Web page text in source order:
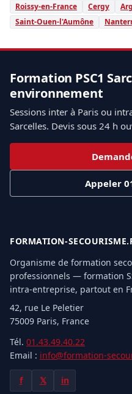
Roissy-en-France Cergy
Saint-Ouen-l'Aumône
Formation PSC1
environnement
Sessions inter à Paris ou
Sarcelles. Devis sous 24 h
Appeler
FORMATION-
Organisme de formation
professionnels — formation
intra-entreprise, partout en
42, rue Le Peletier
75009 Paris, France
Tél. 01.43.49.40.22
Email : info@formation-
f 𝕏 in